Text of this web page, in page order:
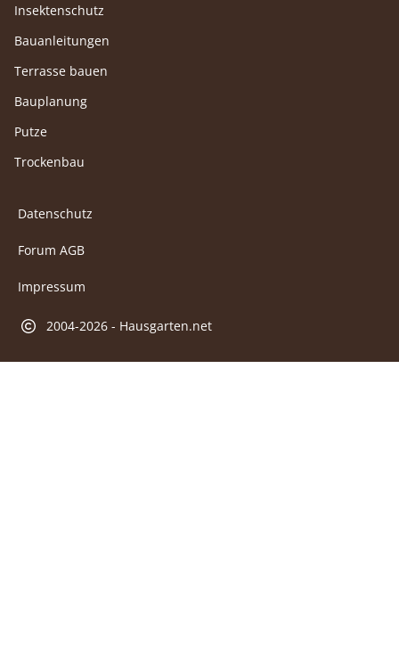
Insektenschutz
Bauanleitungen
Terrasse bauen
Bauplanung
Putze
Trockenbau
Datenschutz
Forum AGB
Impressum
2004-2026 - Hausgarten.net